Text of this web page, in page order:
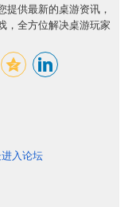
供最新的桌游资讯，
，全方位解决桌游玩家
入论坛